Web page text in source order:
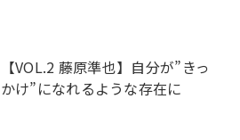
【VOL.2 藤原準也】自分が”きっ
かけ”になれるような存在に